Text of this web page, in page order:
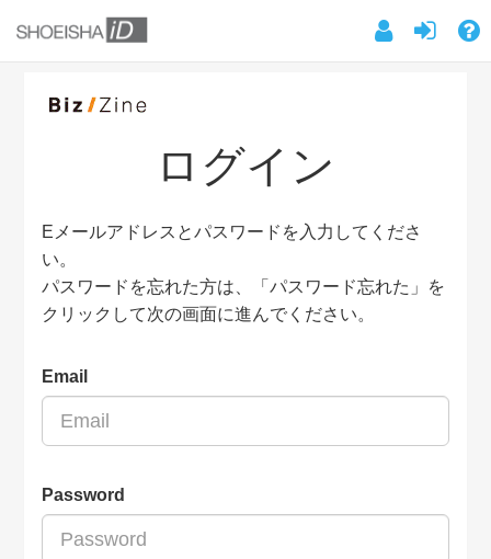
ログイン
Eメールアドレスとパスワードを入力してくださ
い。
パスワードを忘れた方は、「パスワード忘れた」を
クリックして次の画面に進んでください。
Email
Password